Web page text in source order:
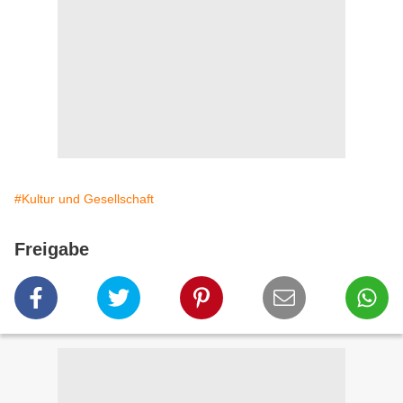
#Kultur und Gesellschaft
Freigabe